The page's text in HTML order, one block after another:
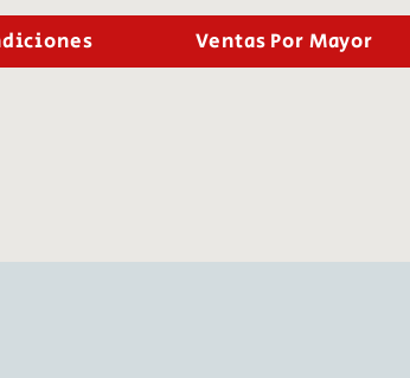
Ventas Por Mayor